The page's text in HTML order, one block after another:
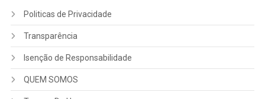
Politicas de Privacidade
Transparência
Isenção de Responsabilidade
QUEM SOMOS